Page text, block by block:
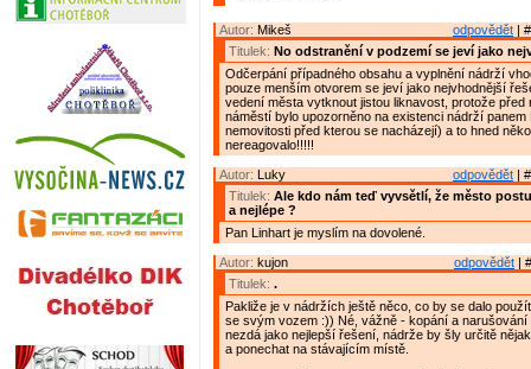
odpovědět |
Autor: Mikeš
Titulek: No odstranění v podzemí se jeví jako
Odčerpání případného obsahu a vyplnění nádrží
pouze menším otvorem se jeví jako nejvhodnější
vedení města vytknout jistou liknavost, protože před
náměstí bylo upozorněno na existenci nádrží panem
nemovitosti před kterou se nacházejí) a to hned
nereagovalo!!!!!
odpovědět |
Autor: Luky
Titulek: Ale kdo nám teď vyvsětlí, že město
a nejlépe ?
Pan Linhart je myslím na dovolené.
odpovědět |
Autor: kujon
Titulek: .
Pakliže je v nádržích ještě něco, co by se dalo
se svým vozem :)) Né, vážně - kopání a narušování
nezdá jako nejlepší řešení, nádrže by šly určitě
a ponechat na stávajícím místě.